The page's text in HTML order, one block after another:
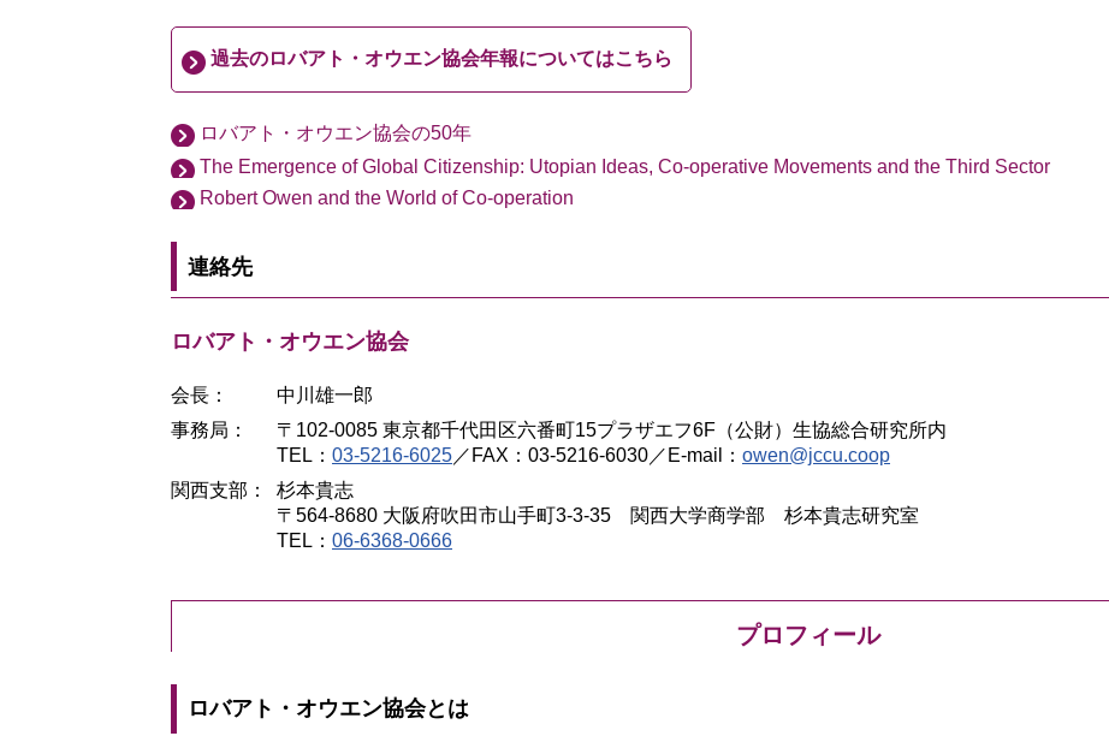
過去のロバアト・オウエン協会年報についてはこちら
ロバアト・オウエン協会の50年
The Emergence of Global Citizenship: Utopian Ideas, Co-operative Movements and the Third Sector
Robert Owen and the World of Co-operation
連絡先
ロバアト・オウエン協会
会長：
中川雄一郎
事務局：
〒102-0085 東京都千代田区六番町15プラザエフ6F（公財）生協総合研究所内
TEL： 03-5216-6025／FAX：03-5216-6030／E-mail： owen@jccu.coop
関西支部：
杉本貴志
〒564-8680 大阪府吹田市山手町3-3-35 関西大学商学部 杉本貴志研究室
TEL： 06-6368-0666
プロフィール
ロバアト・オウエン協会とは